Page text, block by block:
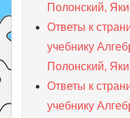
Полонский,
Ответы к
учебнику
Полонский,
Ответы к
учебнику